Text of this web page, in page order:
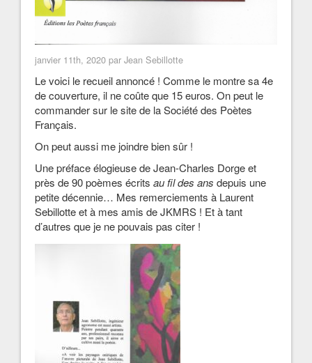
janvier 11th, 2020 par Jean Sebillotte
Le voici le recueil annoncé ! Comme le montre sa 4e
de couverture, il ne coûte que 15 euros. On peut le
commander sur le site de la Société des Poètes
Français.
On peut aussi me joindre bien sûr !
Une préface élogieuse de Jean-Charles Dorge et
près de 90 poèmes écrits au fil des ans depuis une
petite décennie… Mes remerciements à Laurent
Sebillotte et à mes amis de JKMRS ! Et à tant
d’autres que je ne pouvais pas citer !